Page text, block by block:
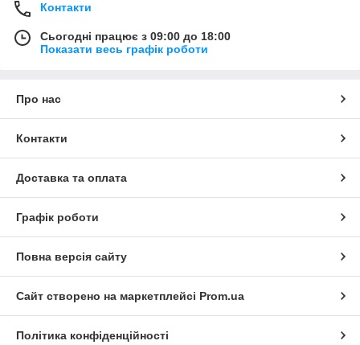
Контакти
Сьогодні працює з 09:00 до 18:00
Показати весь графік роботи
Про нас
Контакти
Доставка та оплата
Графік роботи
Повна версія сайту
Сайт створено на маркетплейсі Prom.ua
Політика конфіденційності